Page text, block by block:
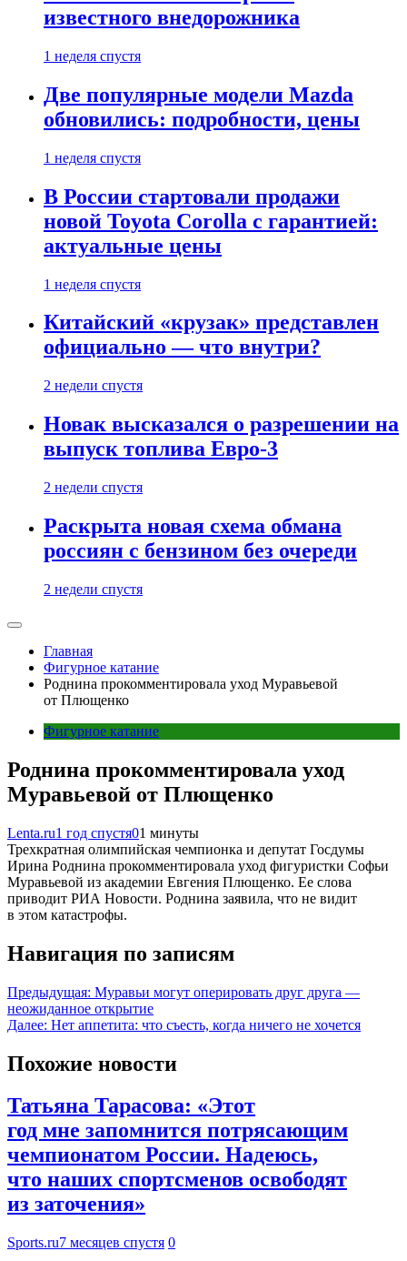
известного внедорожника
1 неделя спустя
Две популярные модели Mazda
обновились: подробности, цены
1 неделя спустя
В России стартовали продажи
новой Toyota Corolla с гарантией:
актуальные цены
1 неделя спустя
Китайский «крузак» представлен
официально — что внутри?
2 недели спустя
Новак высказался о разрешении на
выпуск топлива Евро-3
2 недели спустя
Раскрыта новая схема обмана
россиян с бензином без очереди
2 недели спустя
Главная
Фигурное катание
Роднина прокомментировала уход Муравьевой
от Плющенко
Фигурное катание
Роднина прокомментировала уход
Муравьевой от Плющенко
Lenta.ru1 год спустя01 минуты
Трехкратная олимпийская чемпионка и депутат Госдумы
Ирина Роднина прокомментировала уход фигуристки Софьи
Муравьевой из академии Евгения Плющенко. Ее слова
приводит РИА Новости. Роднина заявила, что не видит
в этом катастрофы.
Навигация по записям
Предыдущая: Муравьи могут оперировать друг друга —
неожиданное открытие
Далее: Нет аппетита: что съесть, когда ничего не хочется
Похожие новости
Татьяна Тарасова: «Этот
год мне запомнится потрясающим
чемпионатом России. Надеюсь,
что наших спортсменов освободят
из заточения»
Sports.ru7 месяцев спустя 0